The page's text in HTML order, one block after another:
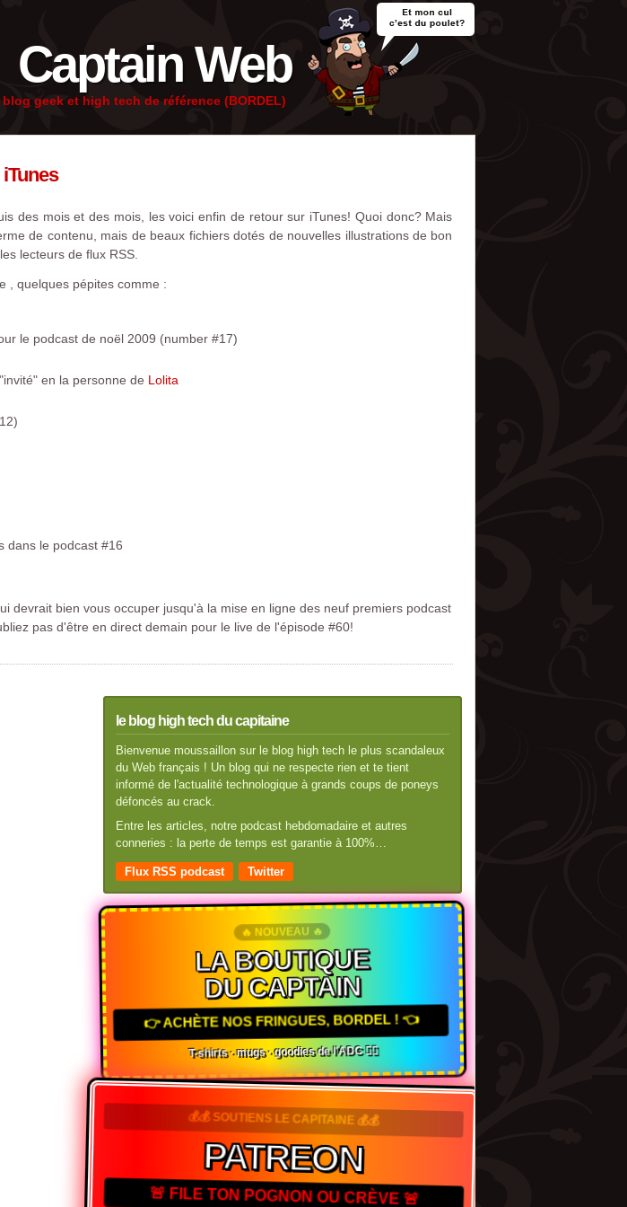
Captain Web
blog geek et high tech de référence (BORDEL)
des mois et des mois, les voici enfin de retour sur iTunes! Quoi donc? Mais
de contenu, mais de beaux fichiers dotés de nouvelles illustrations de bon
lecteurs de flux RSS.
, quelques pépites comme :
le podcast de noël 2009 (number #17)
en la personne de Lolita
dans le podcast #16
devrait bien vous occuper jusqu'à la mise en ligne des neuf premiers podcast
pas d'être en direct demain pour le live de l'épisode #60!
le blog high tech du capitaine
Bienvenue moussaillon sur le blog high tech le plus scandaleux
du Web français ! Un blog qui ne respecte rien et te tient
informé de l'actualité technologique à grands coups de poneys
défoncés au crack.
Entre les articles, notre podcast hebdomadaire et autres
conneries : la perte de temps est garantie à 100%…
Flux RSS podcast Twitter
🔥 NOUVEAU 🔥
LA BOUTIQUE
DU CAPTAIN
👉 ACHÈTE NOS FRINGUES, BORDEL ! 👈
T-shirts · mugs · goodies de l'ADC 🏴‍☠️
💰💰 SOUTIENS LE CAPITAINE 💰💰
PATREON
🚨 FILE TON POGNON OU CRÈVE 🚨